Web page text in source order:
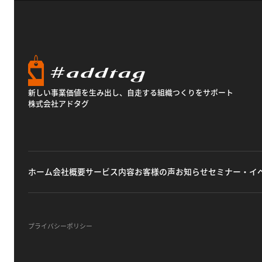
新しい事業価値を生み出し、自走する組織つくりをサポート
株式会社アドタグ
ホーム会社概要サービス内容お客様の声お知らせセミナー・イ
プライバシーポリシー